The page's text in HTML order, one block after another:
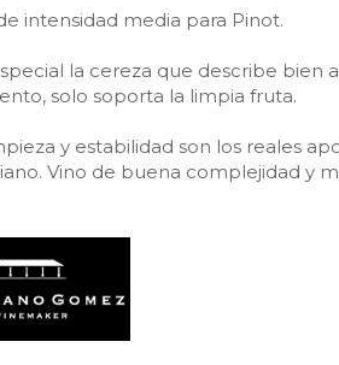
intensidad media para Pinot.
la cereza que describe
solo soporta la limpia fruta.
y estabilidad son los reales
Vino de buena complejidad y